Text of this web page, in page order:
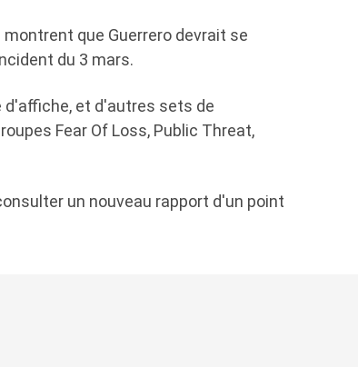
que Guerrero devrait se
du 3 mars.
d'affiche, et d'autres sets de
Fear Of Loss, Public Threat,
un nouveau rapport d'un point